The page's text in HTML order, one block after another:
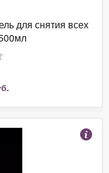
для снятия всех